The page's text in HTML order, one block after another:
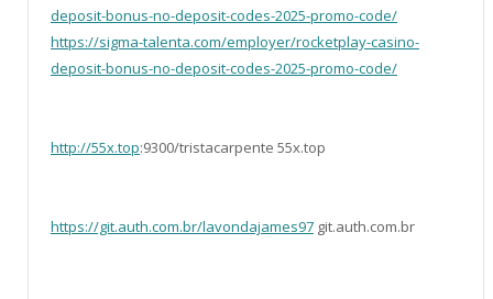
deposit-bonus-no-deposit-codes-2025-promo-code/
https://sigma-talenta.com/employer/rocketplay-casino-
deposit-bonus-no-deposit-codes-2025-promo-code/
http://55x.top:9300/tristacarpente 55x.top
https://git.auth.com.br/lavondajames97 git.auth.com.br